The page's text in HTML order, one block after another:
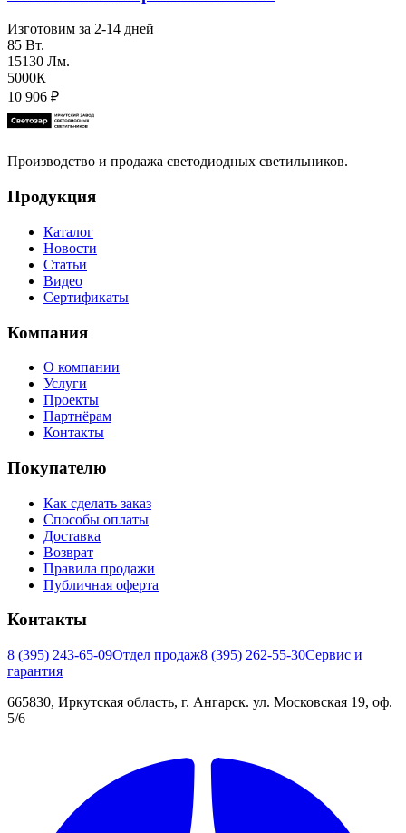
Изготовим за 2-14 дней
85 Вт.
15130 Лм.
5000К
10 906 ₽
Производство и продажа светодиодных светильников.
Продукция
Каталог
Новости
Статьи
Видео
Сертификаты
Компания
О компании
Услуги
Проекты
Партнёрам
Контакты
Покупателю
Как сделать заказ
Способы оплаты
Доставка
Возврат
Правила продажи
Публичная оферта
Контакты
8 (395) 243-65-09Отдел продаж8 (395) 262-55-30Сервис и
гарантия
665830, Иркутская область, г. Ангарск. ул. Московская 19, оф.
5/6